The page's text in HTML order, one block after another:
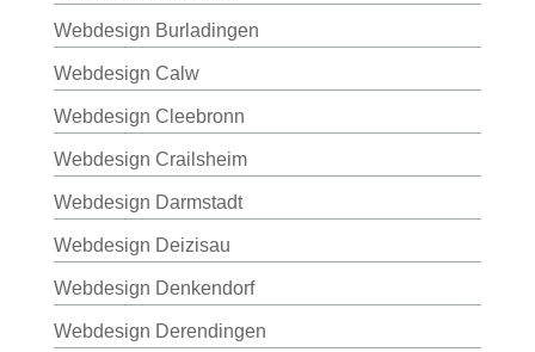
Webdesign Burladingen
Webdesign Calw
Webdesign Cleebronn
Webdesign Crailsheim
Webdesign Darmstadt
Webdesign Deizisau
Webdesign Denkendorf
Webdesign Derendingen